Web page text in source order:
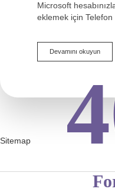
Microsoft
eklemek için
Devamını okuyun
Bilgiler
Sitemap